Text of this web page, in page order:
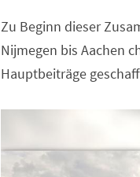
Zu Beginn dieser
Nijmegen bis Aachen
Hauptbeiträge